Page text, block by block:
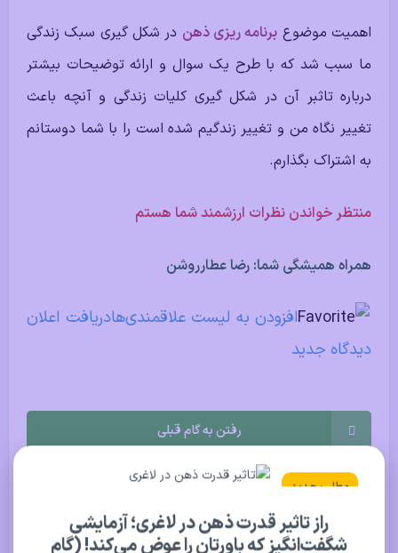
مطلب جدید
راز تاثیر قدرت ذهن در لاغری؛ آزمایشی
شگفت‌انگیز که باورتان را عوض می‌کند! (گام
اهمیت موضوع برنامه ریزی ذهن در شکل گیری سبک زندگی
ما سبب شد که با طرح یک سوال و ارائه توضیحات بیشتر
درباره تاثبر آن در شکل گیری کلیات زندگی و آنچه باعث
تغییر نگاه من و تغییر زندگیم شده است را با شما دوستانم
به اشتراک بگذارم.
منتظر خواندن نظرات ارزشمند شما هستم
همراه همیشگی شما: رضا عطارروشن
افزودن به لیست علاقمندی‌هادریافت اعلان
دیدگاه‌ جدید
رفتن به گام قبلی
رفتن به گام بعدی